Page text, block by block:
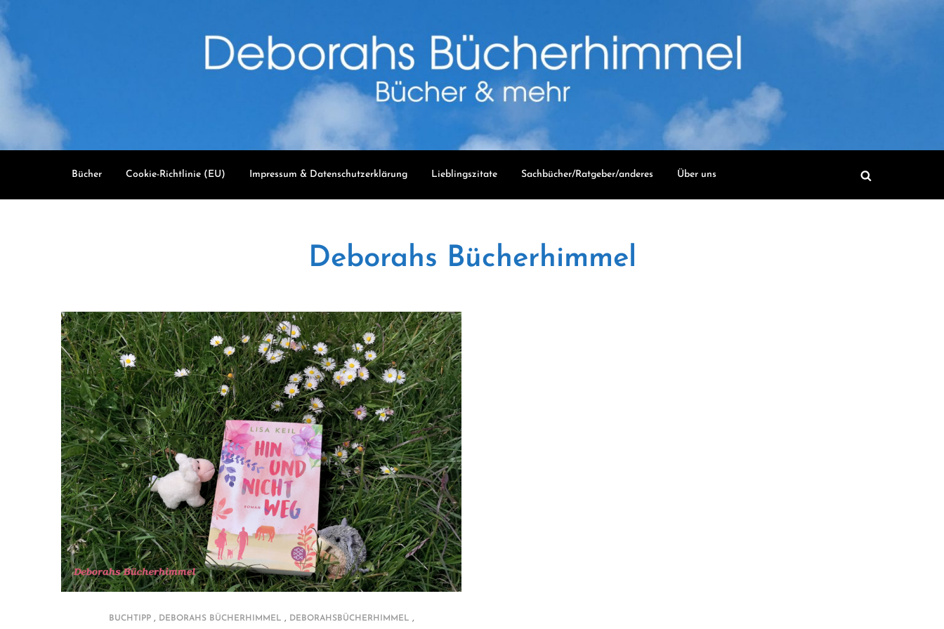
content
Bücher Cookie-Richtlinie (EU) Impressum & Datenschutzerklärung Lieblingszitate Sachbücher/Ratgeber/anderes Über uns
Deborahs Bücherhimmel
BUCHTIPP, DEBORAHS BÜCHERHIMMEL , DEBORAHSBÜCHERHIMMEL ,